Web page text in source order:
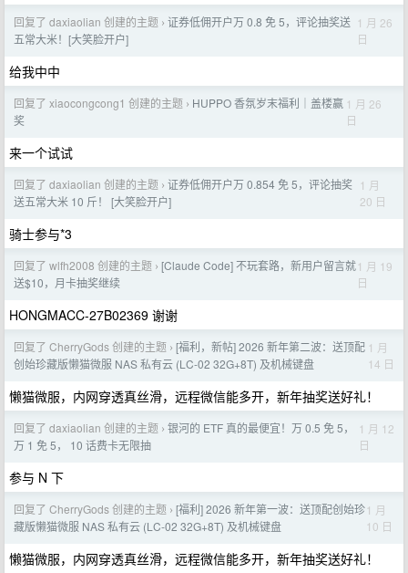
回复了 daxiaolian 创建的主题 › 证券低佣开户万 0.8 免 5，评论抽奖送
五常大米！[大笑脸开户]
1 月 26
日
给我中中
回复了 xiaocongcong1 创建的主题 › HUPPO 香氛岁末福利｜盖楼赢
奖
1 月 26
日
来一个试试
回复了 daxiaolian 创建的主题 › 证券低佣开户万 0.854 免 5，评论抽奖
送五常大米 10 斤！ [大笑脸开户]
1 月
20 日
骑士参与*3
回复了 wlfh2008 创建的主题 › [Claude Code] 不玩套路，新用户留言就
送$10，月卡抽奖继续
1 月 19
日
HONGMACC-27B02369 谢谢
回复了 CherryGods 创建的主题 › [福利，新帖] 2026 新年第二波：送顶配
创始珍藏版懒猫微服 NAS 私有云 (LC-02 32G+8T) 及机械键盘
1 月
14 日
懒猫微服，内网穿透真丝滑，远程微信能多开，新年抽奖送好礼！
回复了 daxiaolian 创建的主题 › 银河的 ETF 真的最便宜！万 0.5 免 5，
万 1 免 5， 10 话费卡无限抽
1 月 12
日
参与 N 下
回复了 CherryGods 创建的主题 › [福利] 2026 新年第一波：送顶配创始珍
藏版懒猫微服 NAS 私有云 (LC-02 32G+8T) 及机械键盘
1 月
10 日
懒猫微服，内网穿透真丝滑，远程微信能多开，新年抽奖送好礼！